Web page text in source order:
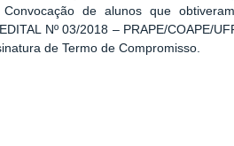
de alunos que
Nº 03/2018 – PRAPE/COAPE/
de Termo de Compromisso.